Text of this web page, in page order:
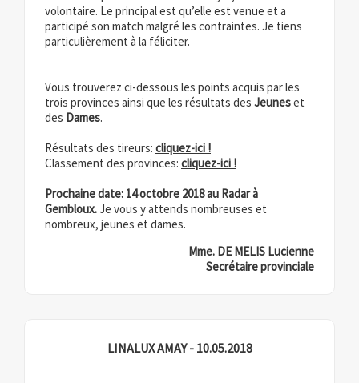
volontaire. Le principal est qu’elle est venue et a
participé son match malgré les contraintes. Je tiens
particulièrement à la féliciter.
Vous trouverez ci-dessous les points acquis par les
trois provinces ainsi que les résultats des Jeuneset
des Dames.
Résultats des tireurs: cliquez-ici !
Classement des provinces: cliquez-ici !
Prochaine date: 14 octobre 2018 au Radar à
Gembloux.Je vous y attends nombreuses et
nombreux, jeunes et dames.
Mme. DE MELIS Lucienne
Secrétaire provinciale
LINALUX AMAY - 10.05.2018